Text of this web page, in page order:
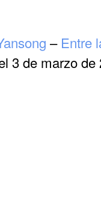
– Entre
3 de marzo